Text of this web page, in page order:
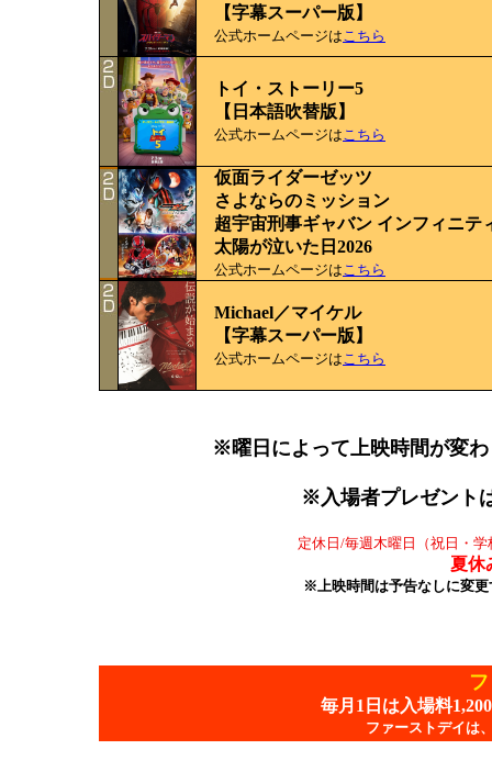
【字幕スーパー版】
公式ホームページはこちら
トイ・ストーリー5
【日本語吹替版】
公式ホームページはこちら
仮面ライダーゼッツ
さよならのミッション
超宇宙刑事ギャバン インフィニテ
太陽が泣いた日2026
公式ホームページはこちら
Michael／マイケル
【字幕スーパー版】
公式ホームページはこちら
※曜日によって上映時間が変
※入場者プレゼント
定休日/毎週木曜日（祝日・
夏休
※上映時間は予告なしに変
毎月1日は入場料
ファーストデイは